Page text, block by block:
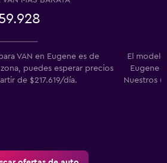
VAN en Eugene es de
puedes esperar precios
de $217.619/día.
El
Eugene
Nuestros